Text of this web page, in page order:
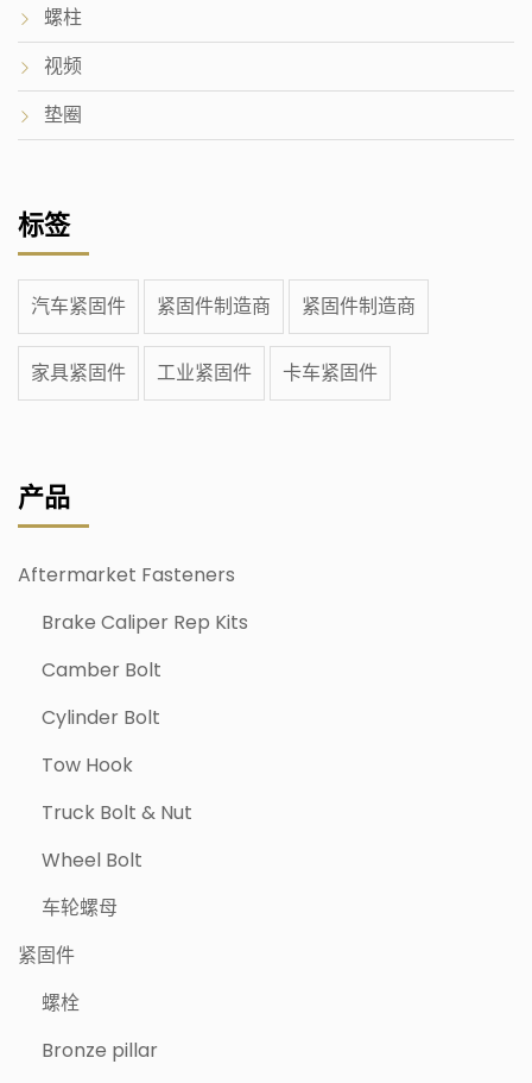
螺柱
视频
垫圈
标签
汽车紧固件 紧固件制造商 紧固件制造商
家具紧固件 工业紧固件 卡车紧固件
产品
Aftermarket Fasteners
Brake Caliper Rep Kits
Camber Bolt
Cylinder Bolt
Tow Hook
Truck Bolt & Nut
Wheel Bolt
车轮螺母
紧固件
螺栓
Bronze pillar